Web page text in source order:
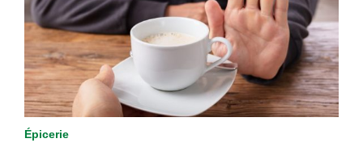
Épicerie